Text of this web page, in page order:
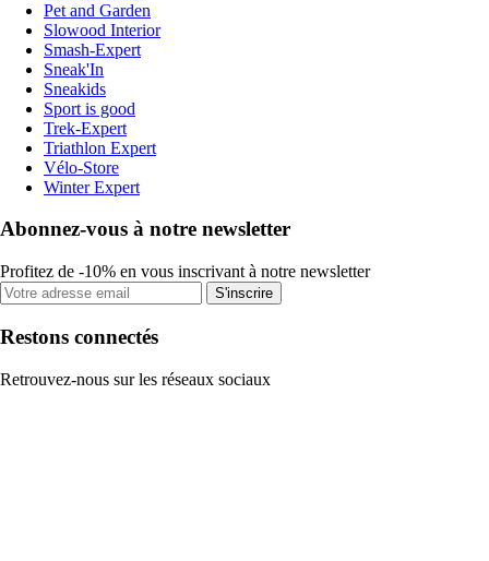
Pet and Garden
Slowood Interior
Smash-Expert
Sneak'In
Sneakids
Sport is good
Trek-Expert
Triathlon Expert
Vélo-Store
Winter Expert
Abonnez-vous à notre newsletter
Profitez de -10% en vous inscrivant à notre newsletter
S'inscrire
Restons connectés
Retrouvez-nous sur les réseaux sociaux